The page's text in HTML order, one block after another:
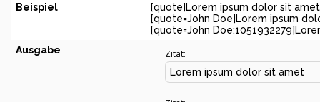
Beispiel
[quote]Lorem ipsum dolor sit
[quote=John Doe]Lorem ipsum
[quote=John
Ausgabe
Zitat:
Lorem ipsum dolor sit amet